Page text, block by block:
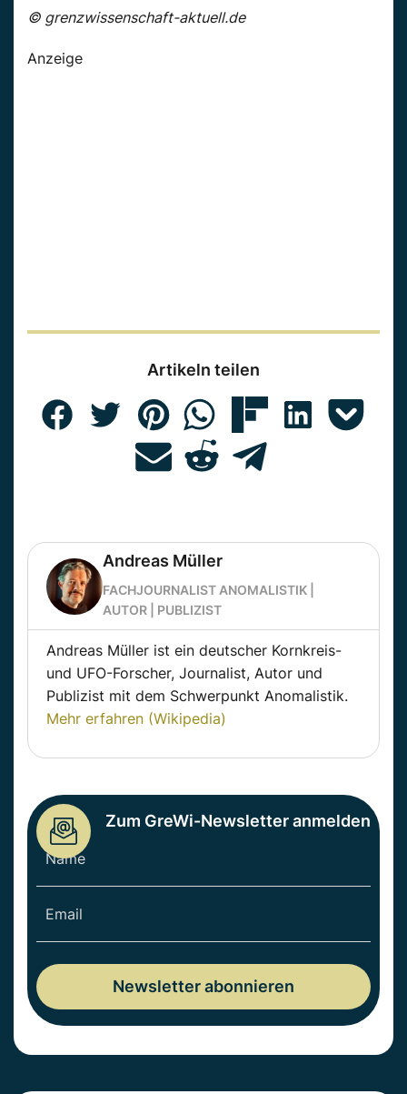
© grenzwissenschaft-aktuell.de
Anzeige
Artikeln teilen
Andreas Müller
FACHJOURNALIST ANOMALISTIK |
AUTOR | PUBLIZIST
Andreas Müller ist ein deutscher Kornkreis-
und UFO-Forscher, Journalist, Autor und
Publizist mit dem Schwerpunkt Anomalistik.
Mehr erfahren (Wikipedia)
Zum GreWi-Newsletter anmelden